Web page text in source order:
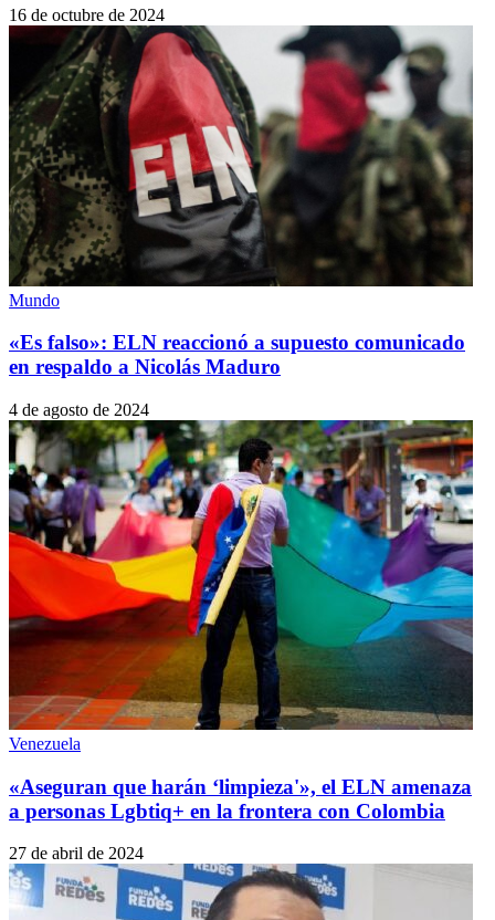
16 de octubre de 2024
Mundo
«Es falso»: ELN reaccionó a supuesto comunicado
en respaldo a Nicolás Maduro
4 de agosto de 2024
Venezuela
«Aseguran que harán ‘limpieza'», el ELN amenaza
a personas Lgbtiq+ en la frontera con Colombia
27 de abril de 2024